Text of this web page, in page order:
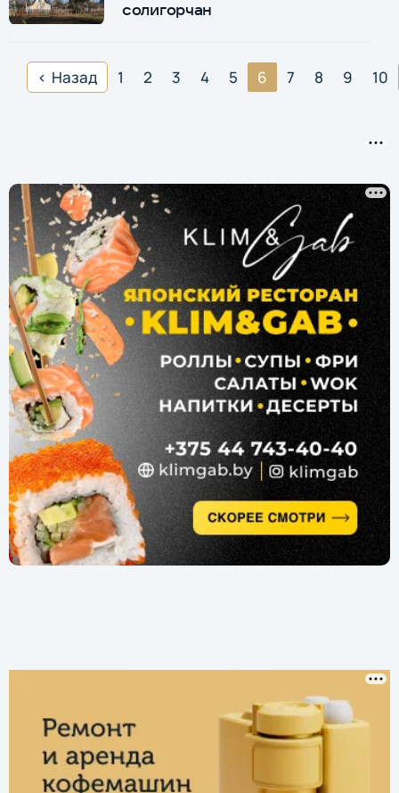
солигорчан
Назад 1 2 3 4 5 6 7 8 9 10